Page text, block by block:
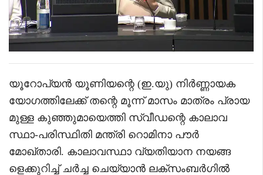
യൂറോപ്യൻ യൂണിയന്റെ (ഇ.യു) നിർണ്ണായക
യോഗത്തിലേക്ക് തന്റെ മൂന്ന് മാസം മാത്രം പ്രായ
മുള്ള കുഞ്ഞുമായെത്തി സ്വീഡന്റെ കാലാവ
സ്ഥാ-പരിസ്ഥിതി മന്ത്രി റൊമിനാ പൗർ
മോഖ്താരി. കാലാവസ്ഥാ വ്യതിയാന നയങ്ങ
ളെക്കുറിച്ച് ചർച്ച ചെയ്യാൻ ലക്സംബർഗിൽ